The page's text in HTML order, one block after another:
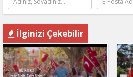
İlginizi Çekebilir